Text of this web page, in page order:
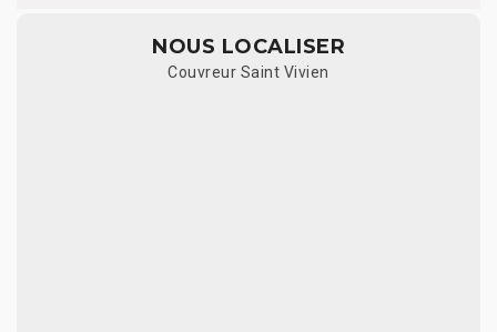
NOUS LOCALISER
Couvreur Saint Vivien